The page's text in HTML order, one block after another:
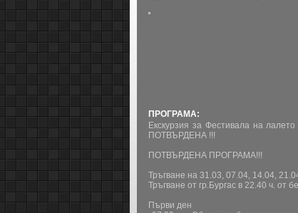
ПРОГРАМА:
Екскурзия за Фестивала на
ПОТВЪРДЕНА !!!
ПОТВЪРДЕНА ПРОГРАМА!!!
Тръгване на 31.03, 07.04, 14.04,
Тръгване от гр.Бургас в 22.40 ч. от
Първи ден